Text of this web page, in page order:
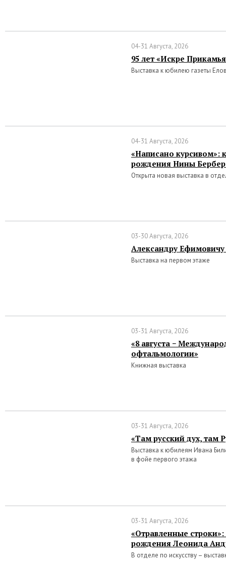
04-31 Августа, 2026
95 лет «Искре
Выставка к юбилею газеты
04-31 Августа, 2026
«Написано курсивом»:
рождения Нины
Открыта новая выставка в
03-30 Августа, 2026
Александру Ефимовичу
Выставка на первом этаже
03-31 Августа, 2026
«8 августа −
офтальмологии»
Книжная выставка
03-31 Августа, 2026
«Там русский дух, там
Выставка к юбилеям Ивана
в фойе первого этажа
03-31 Августа, 2026
«Отравленные
рождения Леонида
В отделе по искусству –